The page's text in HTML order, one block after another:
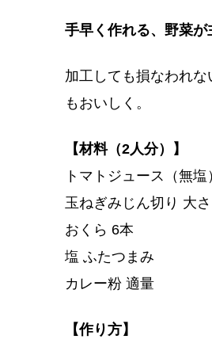
手早く作れる、野菜が
加工しても損なわれ
もおいしく。
【材料（2人分）】
トマトジュース（無塩
玉ねぎみじん切り 大
おくら 6本
塩 ふたつまみ
カレー粉 適量
【作り方】